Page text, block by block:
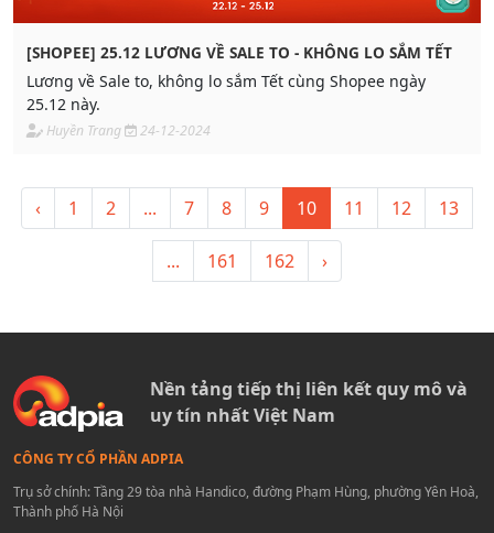
[SHOPEE] 25.12 LƯƠNG VỀ SALE TO - KHÔNG LO SẮM TẾT
Lương về Sale to, không lo sắm Tết cùng Shopee ngày
25.12 này.
Huyền Trang 24-12-2024
‹ 1 2 ... 7 8 9 10 11 12 13
... 161 162 ›
Nền tảng tiếp thị liên kết quy mô và
uy tín nhất Việt Nam
CÔNG TY CỔ PHẦN ADPIA
Trụ sở chính: Tầng 29 tòa nhà Handico, đường Phạm Hùng, phường Yên Hoà,
Thành phố Hà Nội